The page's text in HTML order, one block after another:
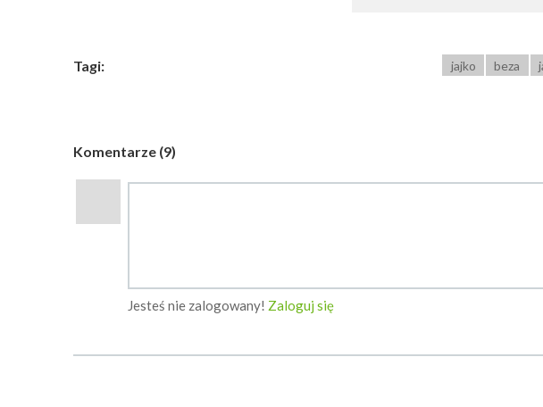
Tagi: jajko beza
Komentarze (9)
Jesteś nie zalogowany! Zaloguj się